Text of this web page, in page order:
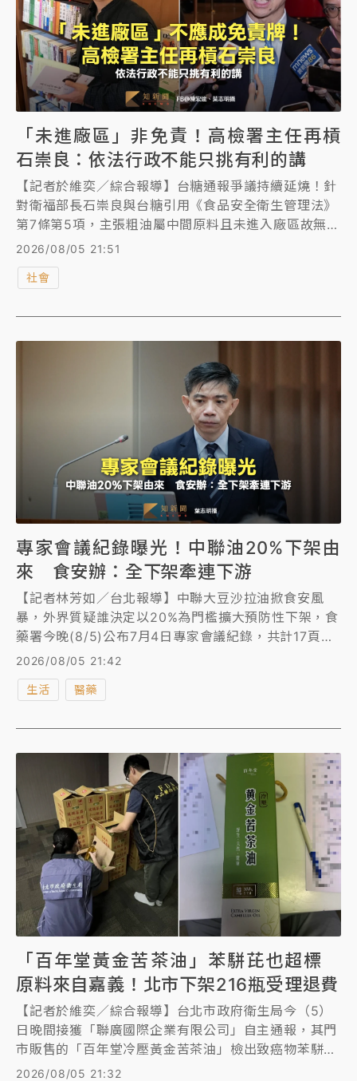
「未進廠區」非免責！高檢署主任再槓
石崇良：依法行政不能只挑有利的講
【記者於維奕／綜合報導】台糖通報爭議持續延燒！針
對衛福部長石崇良與台糖引用《食品安全衛生管理法》
第7條第5項，主張粗油屬中間原料且未進入廠區故無通
報義務一事，高檢署主任檢察官陳宏達再度公開發文質
方自治條例的規範，若因此推論「完全沒有任何通報義
精神。
2026/08/05 21:51
社會
專家會議紀錄曝光！中聯油20%下架由
來 食安辦：全下架牽連下游
【記者林芳如／台北報導】中聯大豆沙拉油掀食安風
暴，外界質疑誰決定以20%為門檻擴大預防性下架，食
藥署今晚(8/5)公布7月4日專家會議紀錄，共計17頁，
其中行政院食安辦主任許輔曾提及，若要求第二層加工
產品全面下架，亦會牽連至第三層、第四層產品。
2026/08/05 21:42
生活 醫藥
「百年堂黃金苦茶油」苯駢芘也超標
原料來自嘉義！北市下架216瓶受理退費
【記者於維奕／綜合報導】台北市政府衛生局今（5）
日晚間接獲「聯廣國際企業有限公司」自主通報，其門
市販售的「百年堂冷壓黃金苦茶油」檢出致癌物苯駢芘
6.3 μg/kg超標。北市衛生局接獲通報後，會同食藥署
2026/08/05 21:32